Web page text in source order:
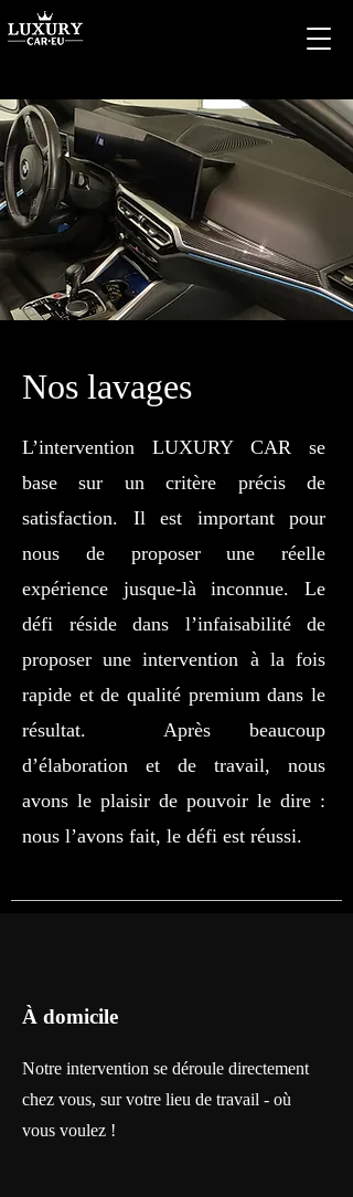
Nos lavages
L’intervention LUXURY CAR se
base sur un critère précis de
satisfaction. Il est important pour
nous de proposer une réelle
expérience jusque-là inconnue. Le
défi réside dans l’infaisabilité de
proposer une intervention à la fois
rapide et de qualité premium dans le
résultat. Après beaucoup
d’élaboration et de travail, nous
avons le plaisir de pouvoir le dire :
nous l’avons fait, le défi est réussi.
À domicile
Notre intervention se déroule directement
chez vous, sur votre lieu de travail - où
vous voulez !